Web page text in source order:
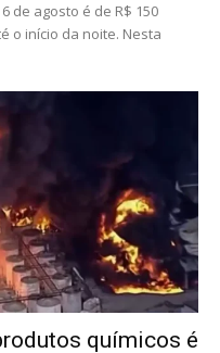
de agosto é de R$ 150
o início da noite. Nesta
químicos é